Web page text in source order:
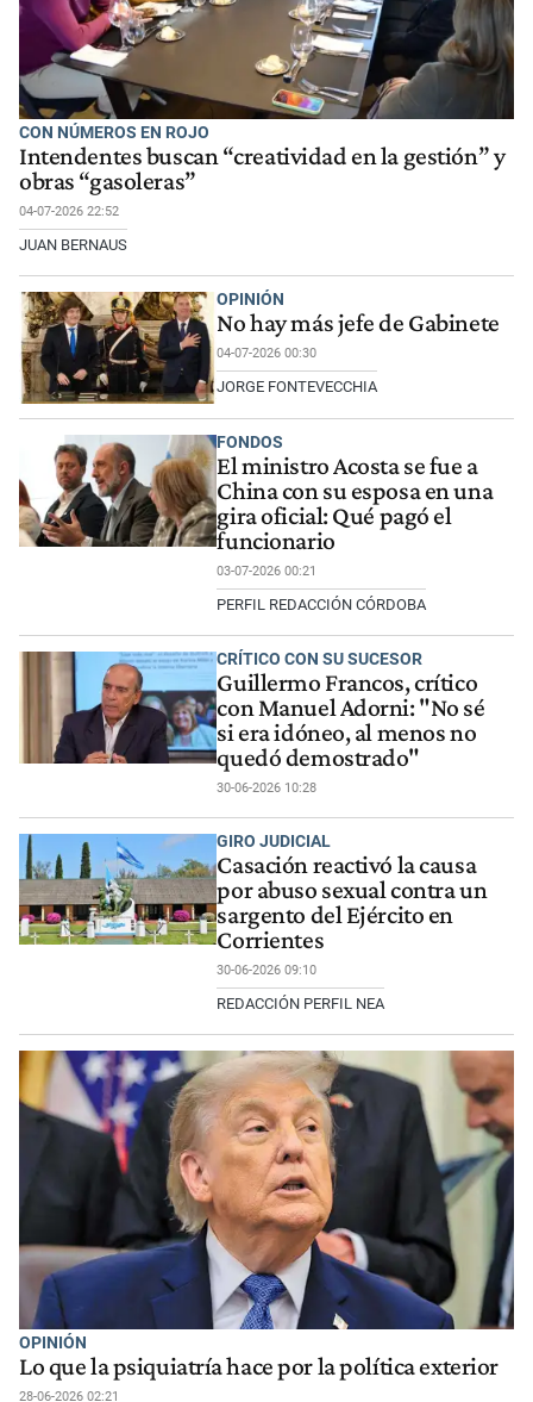
CON NÚMEROS EN ROJO
Intendentes buscan “creatividad en la gestión” y
obras “gasoleras”
04-07-2026 22:52
JUAN BERNAUS
OPINIÓN
No hay más jefe de Gabinete
04-07-2026 00:30
JORGE FONTEVECCHIA
FONDOS
El ministro Acosta se fue a
China con su esposa en una
gira oficial: Qué pagó el
funcionario
03-07-2026 00:21
PERFIL REDACCIÓN CÓRDOBA
CRÍTICO CON SU SUCESOR
Guillermo Francos, crítico
con Manuel Adorni: "No sé
si era idóneo, al menos no
quedó demostrado"
30-06-2026 10:28
GIRO JUDICIAL
Casación reactivó la causa
por abuso sexual contra un
sargento del Ejército en
Corrientes
30-06-2026 09:10
REDACCIÓN PERFIL NEA
OPINIÓN
Lo que la psiquiatría hace por la política exterior
28-06-2026 02:21